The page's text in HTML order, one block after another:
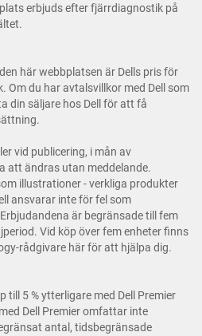
erbjuds efter fjärrdiagnostik på
här webbplatsen är Dells pris för
Om du har avtalsvillkor med Dell som
din säljare hos Dell för att få
vid publicering, i mån av
att ändras utan meddelande.
illustrationer - verkliga produkter
ansvarar inte för fel som
är begränsade till fem
Vid köp över fem enheter finns
rådgivare här för att hjälpa dig.
till 5 % ytterligare med Dell Premier
Dell Premier omfattar inte
antal, tidsbegränsade